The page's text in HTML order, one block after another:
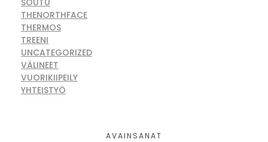
THENORTHFACE
THERMOS
TREENI
UNCATEGORIZED
VÄLINEET
VUORIKIIPEILY
YHTEISTYÖ
AVAINSANAT